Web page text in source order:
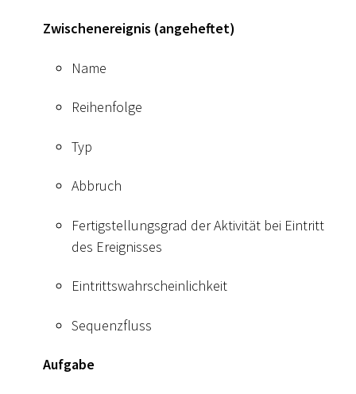
Zwischenereignis (angeheftet)
Name
Reihenfolge
Typ
Abbruch
Fertigstellungsgrad der Aktivität bei Eintritt
des Ereignisses
Eintrittswahrscheinlichkeit
Sequenzfluss
Aufgabe